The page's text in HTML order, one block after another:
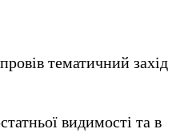
тематичний захід
видимості та в